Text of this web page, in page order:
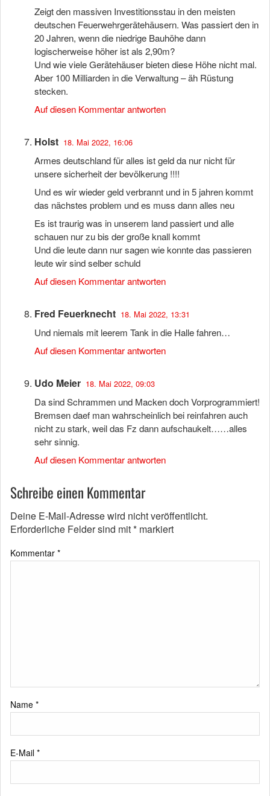
Zeigt den massiven Investitionsstau in den meisten
deutschen Feuerwehrgerätehäusern. Was passiert den in
20 Jahren, wenn die niedrige Bauhöhe dann
logischerweise höher ist als 2,90m?
Und wie viele Gerätehäuser bieten diese Höhe nicht mal.
Aber 100 Milliarden in die Verwaltung – äh Rüstung
stecken.
Auf diesen Kommentar antworten
Holst 18. Mai 2022, 16:06
Armes deutschland für alles ist geld da nur nicht für
unsere sicherheit der bevölkerung !!!!
Und es wir wieder geld verbrannt und in 5 jahren kommt
das nächstes problem und es muss dann alles neu
Es ist traurig was in unserem land passiert und alle
schauen nur zu bis der große knall kommt
Und die leute dann nur sagen wie konnte das passieren
leute wir sind selber schuld
Auf diesen Kommentar antworten
Fred Feuerknecht 18. Mai 2022, 13:31
Und niemals mit leerem Tank in die Halle fahren…
Auf diesen Kommentar antworten
Udo Meier 18. Mai 2022, 09:03
Da sind Schrammen und Macken doch Vorprogrammiert!
Bremsen daef man wahrscheinlich bei reinfahren auch
nicht zu stark, weil das Fz dann aufschaukelt……alles
sehr sinnig.
Auf diesen Kommentar antworten
Schreibe einen Kommentar
Deine E-Mail-Adresse wird nicht veröffentlicht.
Erforderliche Felder sind mit* markiert
Kommentar *
Name *
E-Mail *